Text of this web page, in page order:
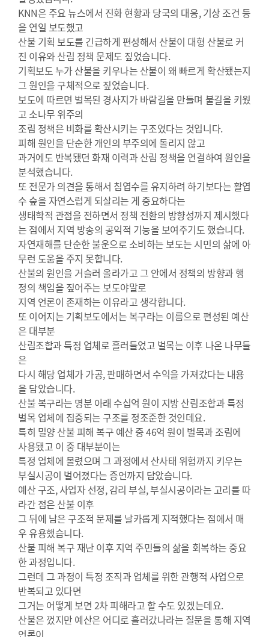
KNN은 주요 뉴스에서 진화 현황과 당국의 대응, 기상 조건 등
을 연일 보도했고
산불 기획 보도를 긴급하게 편성해서 산불이 대형 산불로 커
진 이유와 산림 정책 문제도 짚었습니다.
기획보도 누가 산불을 키우나는 산불이 왜 빠르게 확산됐는지
그 원인을 구체적으로 짚었습니다.
보도에 따르면 벌목된 경사지가 바람길을 만들며 불길을 키웠
고 소나무 위주의
조림 정책은 비화를 확산시키는 구조였다는 것입니다.
피해 원인을 단순한 개인의 부주의에 돌리지 않고
과거에도 반복됐던 화재 이력과 산림 정책을 연결하여 원인을
분석했습니다.
또 전문가 의견을 통해서 침엽수를 유지하려 하기보다는 활엽
수 숲을 자연스럽게 되살리는 게 중요하다는
생태학적 관점을 전하면서 정책 전환의 방향성까지 제시했다
는 점에서 지역 방송의 공익적 기능을 보여주기도 했습니다.
자연재해를 단순한 불운으로 소비하는 보도는 시민의 삶에 아
무런 도움을 주지 못합니다.
산불의 원인을 거슬러 올라가고 그 안에서 정책의 방향과 행
정의 책임을 짚어주는 보도야말로
지역 언론이 존재하는 이유라고 생각합니다.
또 이어지는 기획보도에서는 복구라는 이름으로 편성된 예산
은 대부분
산림조합과 특정 업체로 흘러들었고 벌목는 이후 나온 나무들
은
다시 해당 업체가 가공, 판매하면서 수익을 가져갔다는 내용
을 담았습니다.
산불 복구라는 명분 아래 수십억 원이 지방 산림조합과 특정
벌목 업체에 집중되는 구조를 정조준한 것인데요.
특히 밀양 산불 피해 복구 예산 중 46억 원이 벌목과 조림에
사용됐고 이 중 대부분이는
특정 업체에 몰렸으며 그 과정에서 산사태 위험까지 키우는
부실시공이 벌어졌다는 증언까지 담았습니다.
예산 구조, 사업자 선정, 감리 부실, 부실시공이라는 고리를 따
라간 점은 산불 이후
그 뒤에 남은 구조적 문제를 날카롭게 지적했다는 점에서 매
우 유용했습니다.
산불 피해 복구 재난 이후 지역 주민들의 삶을 회복하는 중요
한 과정입니다.
그런데 그 과정이 특정 조직과 업체를 위한 관행적 사업으로
반복되고 있다면
그거는 어떻게 보면 2차 피해라고 할 수도 있겠는데요.
산불은 껐지만 예산은 어디로 흘러갔나라는 질문을 통해 지역
언론이